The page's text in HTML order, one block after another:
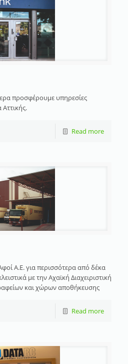
προσφέρουμε υπηρεσίες
Read more
Α.Ε. για περισσότερα από δέκα
με την Αχαϊκή Διαχειριστική
και χώρων αποθήκευσης
Read more